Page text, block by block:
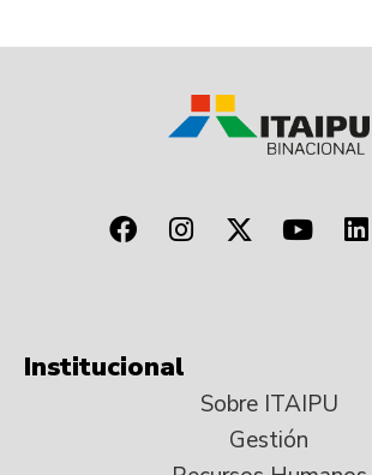
Institucional
Sobre ITAIPU
Gestión